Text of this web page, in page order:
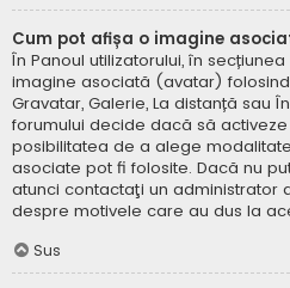
Cum pot afișa o imagine
În Panoul utilizatorului, în
imagine asociată (avatar)
Gravatar, Galerie, La distanță sau
forumului decide dacă să
posibilitatea de a alege
asociate pot fi folosite. Dacă nu
atunci contactaţi un administrator
despre motivele care au dus la
Sus